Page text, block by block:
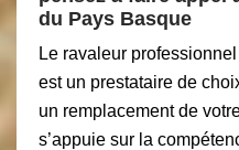
du Pays Basque
Le ravaleur
est un prestataire de
un remplacement de
s’appuie sur la